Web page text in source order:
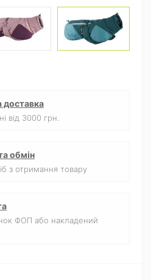
доставка
від 3000 грн.
обмін
з отримання товару
ФОП або накладений